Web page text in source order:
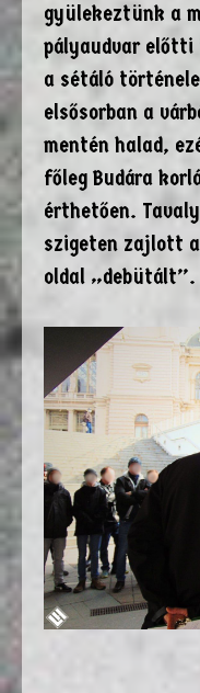
gyülekeztünk a
pályaudvar előtti
a sétáló
elsősorban a
mentén halad,
főleg Budára
érthetően.
szigeten zajlott
oldal „debütált”.